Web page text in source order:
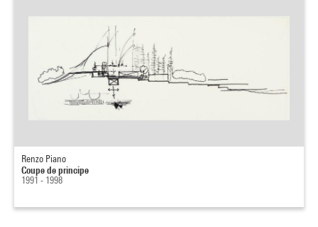
Renzo Piano
Coupe de principe
1991 - 1998